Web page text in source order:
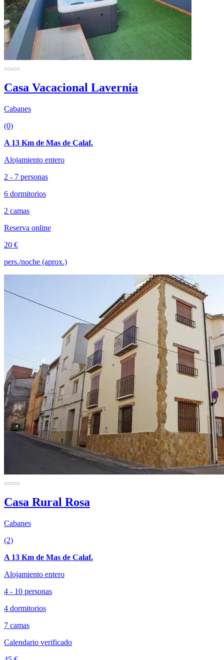
Casa Vacacional Lavernia
Cabanes
(0)
A 13 Km de Mas de Calaf.
Alojamiento entero
2 - 7 personas
6 dormitorios
2 camas
Reserva online
20 €
pers./noche (aprox.)
Casa Rural Rosa
Cabanes
(2)
A 13 Km de Mas de Calaf.
Alojamiento entero
4 - 10 personas
4 dormitorios
7 camas
Calendario verificado